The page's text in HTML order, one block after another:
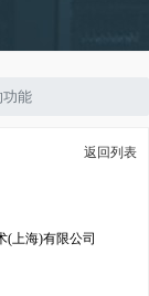
功能
返回列表
海)有限公司